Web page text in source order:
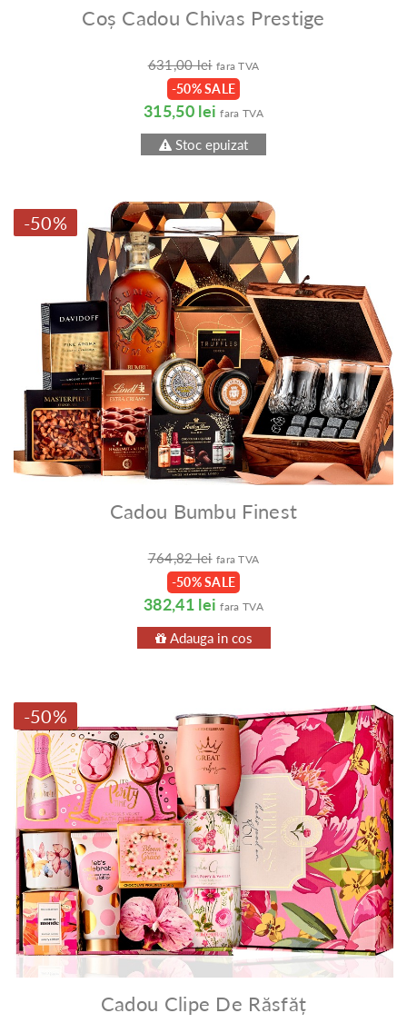
Coș Cadou Chivas Prestige
631,00 lei fara TVA
-50% SALE
315,50 lei fara TVA
Stoc epuizat
-50%
Cadou Bumbu Finest
764,82 lei fara TVA
-50% SALE
382,41 lei fara TVA
Adauga in cos
-50%
Cadou Clipe De Răsfăț